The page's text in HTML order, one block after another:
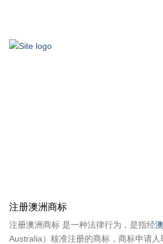
注册澳洲商标
注册澳洲商标 是一种法律行为，是指经
Australia）核准注册的商标，商标申请人